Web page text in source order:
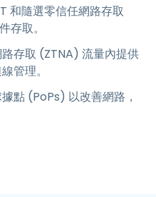
和隨選零信任網路存取
存取。
存取 (ZTNA) 流量內提供
管理。
點 (PoPs) 以改善網路，